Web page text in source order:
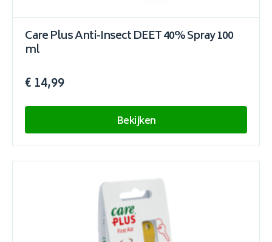
Care Plus Anti-Insect DEET 40% Spray 100
ml
€ 14,99
Bekijken